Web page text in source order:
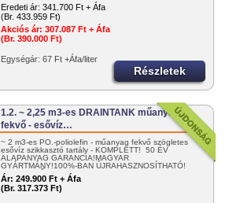
Eredeti ár: 341.700 Ft + Áfa
(Br. 433.959 Ft)
Akciós ár: 307.087 Ft + Áfa
(Br. 390.000 Ft)
Egységár: 67 Ft +Áfa/liter
Részletek
1.2. ~ 2,25 m3-es DRAINTANK műanyag -
fekvő - esővíz…
~ 2 m3-es PO.-poliolefin - műanyag fekvő szögletes
esővíz szikkasztó tartály - KOMPLETT! 50 ÉV
ALAPANYAG GARANCIA!MAGYAR
GYÁRTMÁNY!100%-BAN ÚJRAHASZNOSÍTHATÓ!
EGYSZERŰEN…
Ár: 249.900 Ft + Áfa
(Br. 317.373 Ft)